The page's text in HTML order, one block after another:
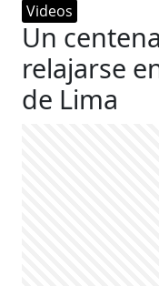
Videos
Un
relajarse
de Lima